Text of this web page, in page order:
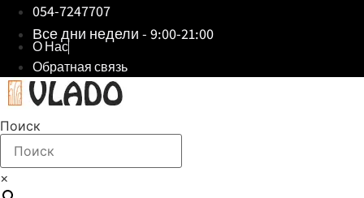
054-7247707
Все дни недели - 9:00-21:00
О Нас
Обратная связь
Поиск
×